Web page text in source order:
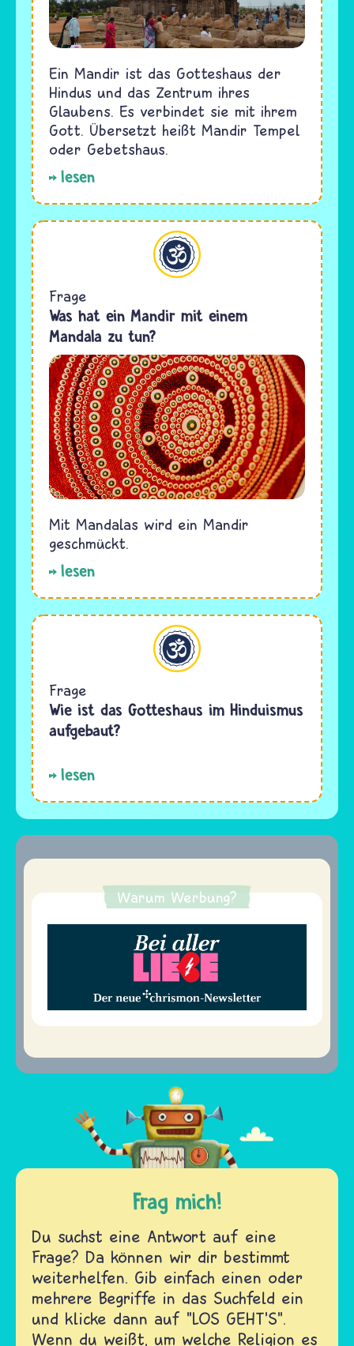
Ein Mandir ist das Gotteshaus der
Hindus und das Zentrum ihres
Glaubens. Es verbindet sie mit ihrem
Gott. Übersetzt heißt Mandir Tempel
oder Gebetshaus.
lesen
Hinduismus
Frage
Was hat ein Mandir mit einem
Mandala zu tun?
Mit Mandalas wird ein Mandir
geschmückt.
lesen
Hinduismus
Frage
Wie ist das Gotteshaus im Hinduismus
aufgebaut?
lesen
Warum Werbung?
Frag mich!
Du suchst eine Antwort auf eine
Frage? Da können wir dir bestimmt
weiterhelfen. Gib einfach einen oder
mehrere Begriffe in das Suchfeld ein
und klicke dann auf "LOS GEHT'S".
Wenn du weißt, um welche Religion es